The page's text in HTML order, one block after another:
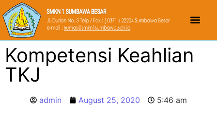
Kompetensi Keahlian
TKJ
admin August 25, 2020 5:46 am